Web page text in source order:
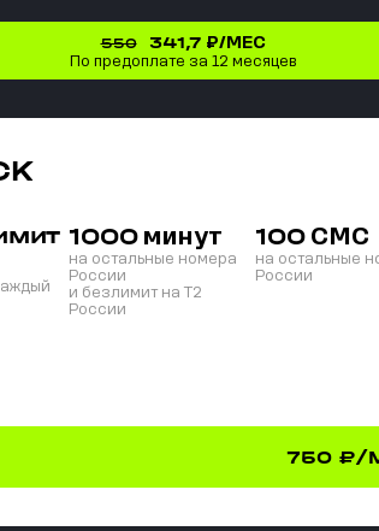
550 341,7 ₽/МЕС
По предоплате за 12 месяцев
1000 минут
на остальные номера
России
и безлимит на T2
России
100 СМС
на остальные
России
750 ₽/